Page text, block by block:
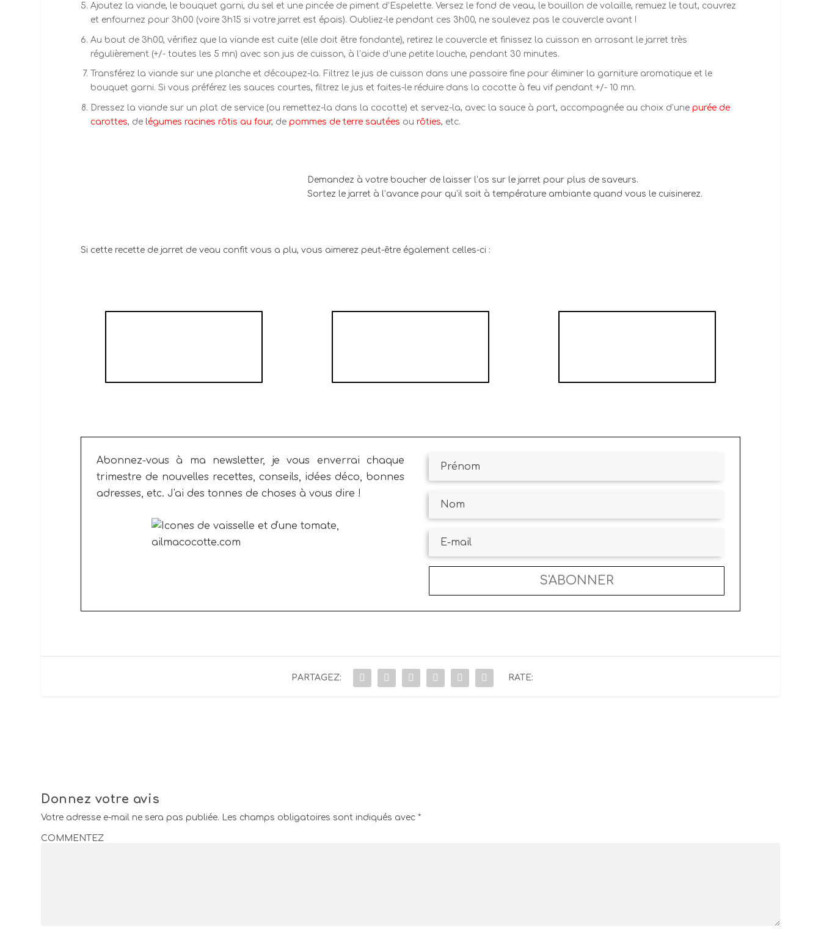
Ajoutez la viande, le bouquet garni, du sel et une pincée de piment d’Espelette. Versez le fond de veau, le bouillon de volaille, remuez le tout, couvrez
et enfournez pour 3h00 (voire 3h15 si votre jarret est épais). Oubliez-le pendant ces 3h00, ne soulevez pas le couvercle avant !
Au bout de 3h00, vérifiez que la viande est cuite (elle doit être fondante), retirez le couvercle et finissez la cuisson en arrosant le jarret très
régulièrement (+/- toutes les 5 mn) avec son jus de cuisson, à l’aide d’une petite louche, pendant 30 minutes.
Transférez la viande sur une planche et découpez-la. Filtrez le jus de cuisson dans une passoire fine pour éliminer la garniture aromatique et le
bouquet garni. Si vous préférez les sauces courtes, filtrez le jus et faites-le réduire dans la cocotte à feu vif pendant +/- 10 mn.
Dressez la viande sur un plat de service (ou remettez-la dans la cocotte) et servez-la, avec la sauce à part, accompagnée au choix d’une purée de
carottes, de légumes racines rôtis au four, de pommes de terre sautées ou rôties, etc.
Demandez à votre boucher de laisser l’os sur le jarret pour plus de saveurs.
Sortez le jarret à l’avance pour qu’il soit à température ambiante quand vous le cuisinerez.
Si cette recette de jarret de veau confit vous a plu, vous aimerez peut-être également celles-ci :
Abonnez-vous à ma newsletter, je vous enverrai chaque
trimestre de nouvelles recettes, conseils, idées déco, bonnes
adresses, etc. J'ai des tonnes de choses à vous dire !
S'ABONNER
PARTAGEZ: RATE:
Donnez votre avis
Votre adresse e-mail ne sera pas publiée. Les champs obligatoires sont indiqués avec*
COMMENTEZ